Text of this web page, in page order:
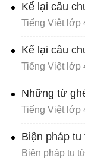
Kể lại câu
Tiếng Việt lớp
Kể lại câu
Tiếng Việt lớp
Những từ
Tiếng Việt lớp
Biện pháp
Biện pháp tu